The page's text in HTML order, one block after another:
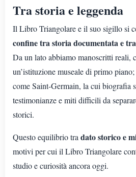
Tra storia e leggenda
Il Libro Triangolare e il suo sigillo si
confine tra storia documentata e
Da un lato abbiamo manoscritti reali,
un’istituzione museale di primo
come Saint-Germain, la cui biografia
testimonianze e miti difficili da
storici.
Questo equilibrio tra dato storico e
motivi per cui il Libro Triangolare
studio e curiosità ancora oggi.